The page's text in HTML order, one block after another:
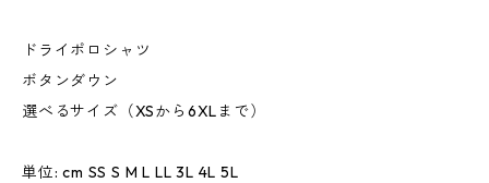
ドライポロシャツ
ボタンダウン
選べるサイズ（XSから6XLまで）
単位: cm SS S M L LL 3L 4L 5L